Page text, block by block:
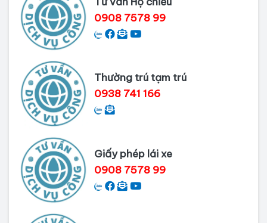
Thủ tục làm Lý lịch tư pháp tại Bình
Dương0908 7578 99
Thường trú tạm trú
0938 741 166
Giấy phép lái xe
0908 7578 99